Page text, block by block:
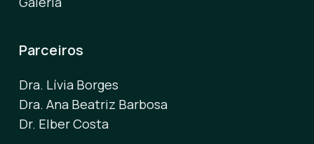
Parceiros
Dra. Lívia Borges
Dra. Ana Beatriz Barbosa
Dr. Elber Costa